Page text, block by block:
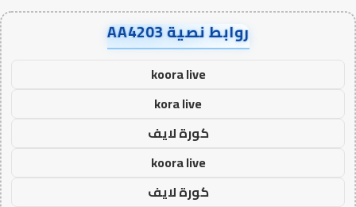
روابط نصية AA4203
koora live
kora live
كورة لايف
koora live
كورة لايف